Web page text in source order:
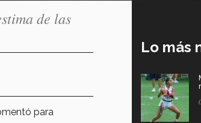
de las
para
Lo más